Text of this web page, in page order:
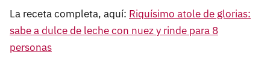
La receta completa, aquí: Riquísimo atole de glorias:
sabe a dulce de leche con nuez y rinde para 8
personas